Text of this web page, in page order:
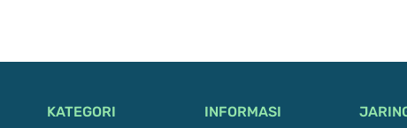
KATEGORI INFORMASI